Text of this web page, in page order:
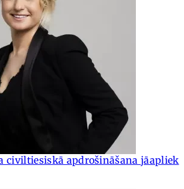
civiltiesiskā apdrošināšana jāapliek